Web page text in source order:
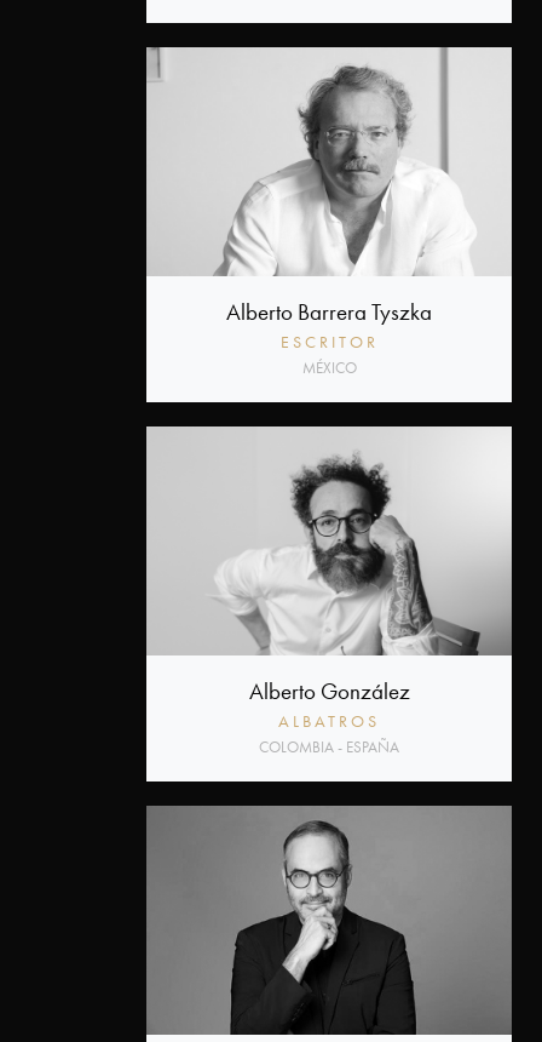
Alberto Barrera Tyszka
ESCRITOR
MÉXICO
Alberto González
ALBATROS
COLOMBIA - ESPAÑA